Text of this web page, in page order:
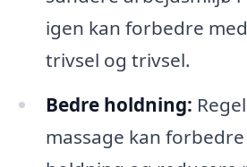
igen kan forbedre
trivsel og trivsel.
Bedre holdning:
massage kan